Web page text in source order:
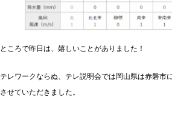
ところで昨日は、嬉しいことがありました！
テレワークならぬ、テレ説明会では岡山県は赤磐市
させていただきました。